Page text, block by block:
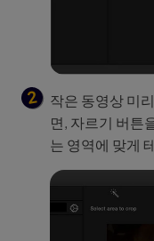
작은 동영상 미
면, 자르기 버튼
는 영역에 맞게